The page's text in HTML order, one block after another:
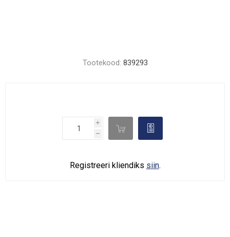
Tootekood: 839293
i
h
d 
Registreeri kliendiks siin.